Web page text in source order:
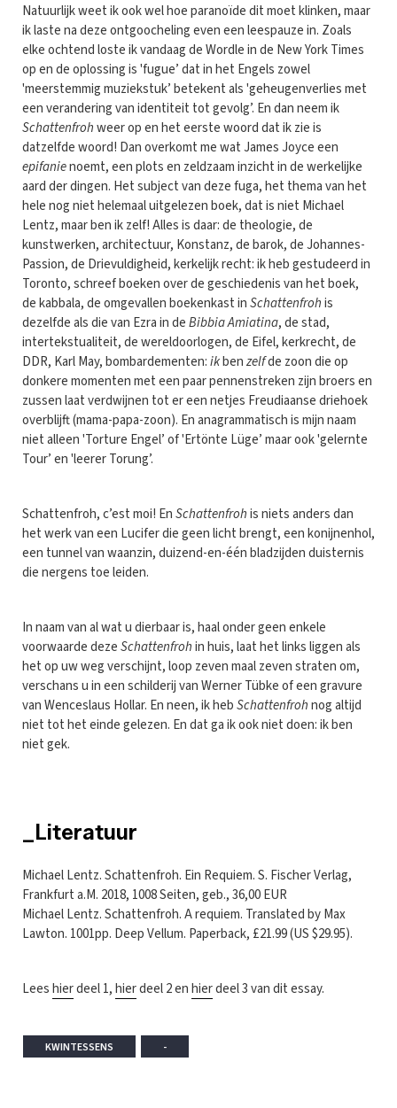
Natuurlijk weet ik ook wel hoe paranoïde dit moet klinken, maar
ik laste na deze ontgoocheling even een leespauze in. Zoals
elke ochtend loste ik vandaag de Wordle in de New York Times
op en de oplossing is 'fugue’ dat in het Engels zowel
'meerstemmig muziekstuk’ betekent als 'geheugenverlies met
een verandering van identiteit tot gevolg’. En dan neem ik
Schattenfrohweer op en het eerste woord dat ik zie is
datzelfde woord! Dan overkomt me wat James Joyce een
epifanienoemt, een plots en zeldzaam inzicht in de werkelijke
aard der dingen. Het subject van deze fuga, het thema van het
hele nog niet helemaal uitgelezen boek, dat is niet Michael
Lentz, maar ben ik zelf! Alles is daar: de theologie, de
kunstwerken, architectuur, Konstanz, de barok, de Johannes-
Passion, de Drievuldigheid, kerkelijk recht: ik heb gestudeerd in
Toronto, schreef boeken over de geschiedenis van het boek,
de kabbala, de omgevallen boekenkast inSchattenfrohis
dezelfde als die van Ezra in deBibbia Amiatina, de stad,
intertekstualiteit, de wereldoorlogen, de Eifel, kerkrecht, de
DDR, Karl May, bombardementen:ikbenzelfde zoon die op
donkere momenten met een paar pennenstreken zijn broers en
zussen laat verdwijnen tot er een netjes Freudiaanse driehoek
overblijft (mama-papa-zoon). En anagrammatisch is mijn naam
niet alleen 'Torture Engel’ of 'Ertönte Lüge’ maar ook 'gelernte
Tour’ en 'leerer Torung’.
Schattenfroh, c’est moi! EnSchattenfrohis niets anders dan
het werk van een Lucifer die geen licht brengt, een konijnenhol,
een tunnel van waanzin, duizend-en-één bladzijden duisternis
die nergens toe leiden.
In naam van al wat u dierbaar is, haal onder geen enkele
voorwaarde dezeSchattenfrohin huis, laat het links liggen als
het op uw weg verschijnt, loop zeven maal zeven straten om,
verschans u in een schilderij van Werner Tübke of een gravure
van Wenceslaus Hollar. En neen, ik hebSchattenfrohnog altijd
niet tot het einde gelezen. En dat ga ik ook niet doen: ik ben
niet gek.
_Literatuur
Michael Lentz. Schattenfroh. Ein Requiem. S. Fischer Verlag,
Frankfurt a.M. 2018, 1008 Seiten, geb., 36,00 EUR
Michael Lentz. Schattenfroh. A requiem. Translated by Max
Lawton. 1001pp. Deep Vellum. Paperback, £21.99 (US $29.95).
Leeshierdeel 1,hierdeel 2 enhierdeel 3 van dit essay.
KWINTESSENS -